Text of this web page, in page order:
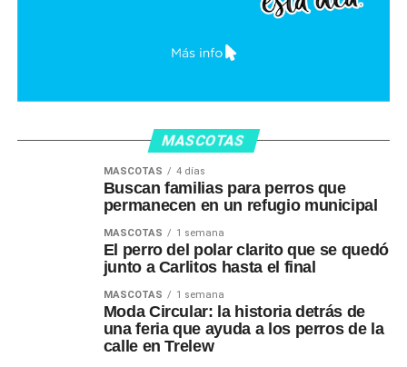
MASCOTAS
MASCOTAS 4 días
Buscan familias para perros que
permanecen en un refugio municipal
MASCOTAS 1 semana
El perro del polar clarito que se quedó
junto a Carlitos hasta el final
MASCOTAS 1 semana
Moda Circular: la historia detrás de
una feria que ayuda a los perros de la
calle en Trelew